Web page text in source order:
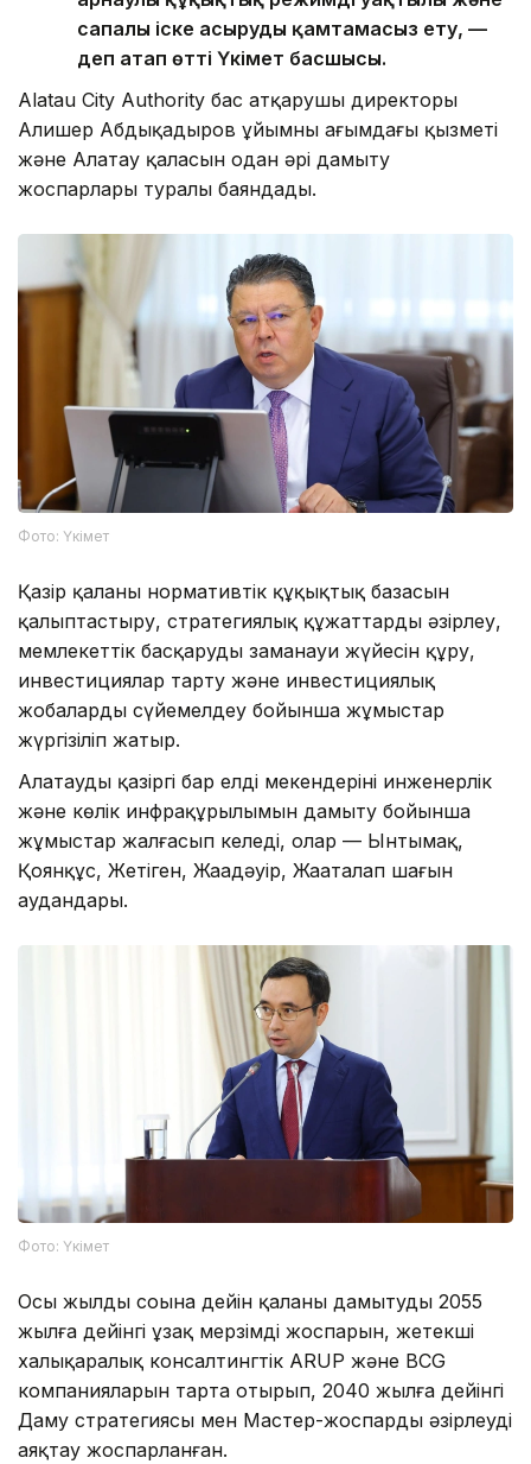
сапалы іске асыруды қамтамасыз ету, —
деп атап өтті Үкімет басшысы.
Alatau City Authority бас атқарушы директоры
Алишер Абдықадыров ұйымның ағымдағы қызметі
және Алатау қаласын одан әрі дамыту
жоспарлары туралы баяндады.
Фото: Үкімет
Қазір қаланың нормативтік құқықтық базасын
қалыптастыру, стратегиялық құжаттарды әзірлеу,
мемлекеттік басқарудың заманауи жүйесін құру,
инвестициялар тарту және инвестициялық
жобаларды сүйемелдеу бойынша жұмыстар
жүргізіліп жатыр.
Алатаудың қазіргі бар елді мекендерінің инженерлік
және көлік инфрақұрылымын дамыту бойынша
жұмыстар жалғасып келеді, олар — Ынтымақ,
Қоянқұс, Жетіген, Жаңадәуір, Жаңаталап шағын
аудандары.
Фото: Үкімет
Осы жылдың соңына дейін қаланы дамытудың 2055
жылға дейінгі ұзақ мерзімді жоспарын, жетекші
халықаралық консалтингтік ARUP және BCG
компанияларын тарта отырып, 2040 жылға дейінгі
Даму стратегиясы мен Мастер-жоспарды әзірлеуді
аяқтау жоспарланған.